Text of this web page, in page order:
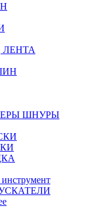
ЛЕНТА
ШНУРЫ